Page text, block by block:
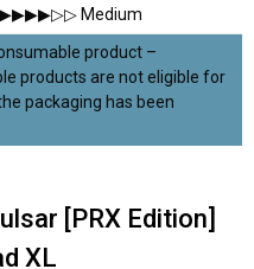
▶︎▶︎▶︎▶︎▷▷ Medium
product –
products are not eligible for
packaging has been
[PRX Edition]
XL